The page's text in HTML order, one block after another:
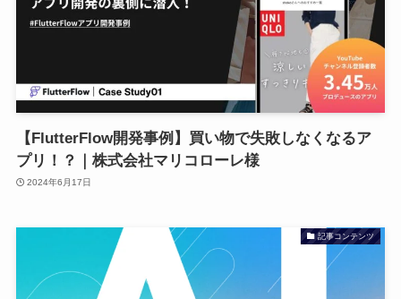
【FlutterFlow開発事例】買い物で失敗しなくなるア
プリ！？｜株式会社マリコローレ様
2024年6月17日
記事コンテンツ